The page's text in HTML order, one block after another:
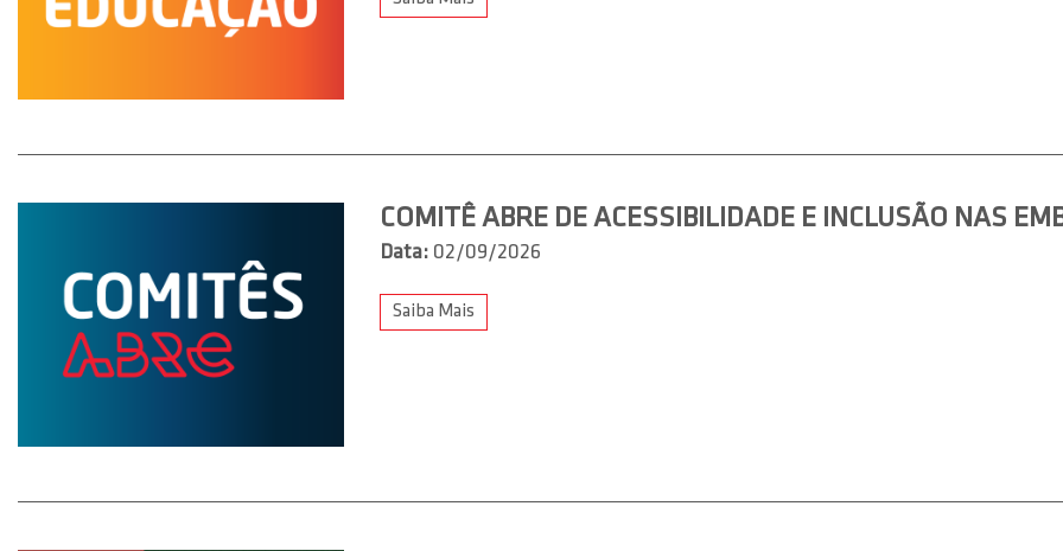
COMITÊ ABRE DE ACESSIBILIDADE E INCLUSÃO NAS
Data: 02/09/2026
Saiba Mais